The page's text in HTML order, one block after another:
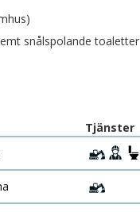
snålspolande toaletter
Tjänster